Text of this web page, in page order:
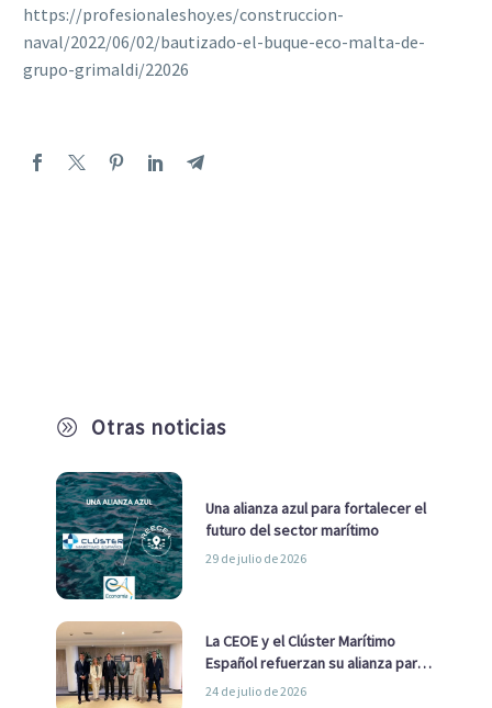
A Otras noticias
Una alianza azul para fortalecer el
futuro del sector marítimo
29 de julio de 2026
La CEOE y el Clúster Marítimo
Español refuerzan su alianza para
impulsar una estrategia Nacional
24 de julio de 2026
https://profesionaleshoy.es/construccion-
naval/2022/06/02/bautizado-el-buque-eco-malta-de-
grupo-grimaldi/22026